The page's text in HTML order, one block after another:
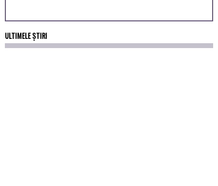
ULTIMELE ȘTIRI